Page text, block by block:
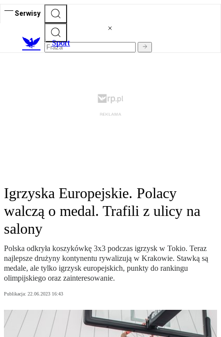
Serwisy
Sport
Igrzyska Europejskie. Polacy
walczą o medal. Trafili z ulicy na
salony
Polska odkryła koszykówkę 3x3 podczas igrzysk w Tokio. Teraz
najlepsze drużyny kontynentu rywalizują w Krakowie. Stawką są
medale, ale tylko igrzysk europejskich, punkty do rankingu
olimpijskiego oraz zainteresowanie.
Publikacja: 22.06.2023 16:43